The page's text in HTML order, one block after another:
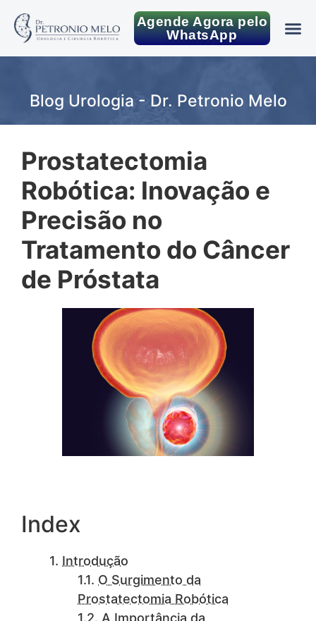
Agende Agora pelo
WhatsApp
Blog Urologia - Dr. Petronio Melo
Prostatectomia
Robótica: Inovação e
Precisão no
Tratamento do Câncer
de Próstata
Index
Introdução
O Surgimento da
Prostatectomia Robótica